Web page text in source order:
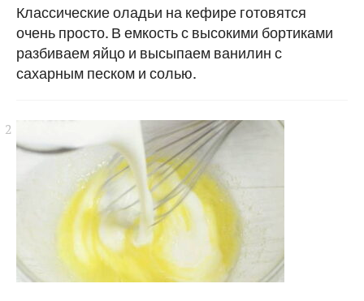
Классические оладьи на кефире готовятся
очень просто. В емкость с высокими бортиками
разбиваем яйцо и высыпаем ванилин с
сахарным песком и солью.